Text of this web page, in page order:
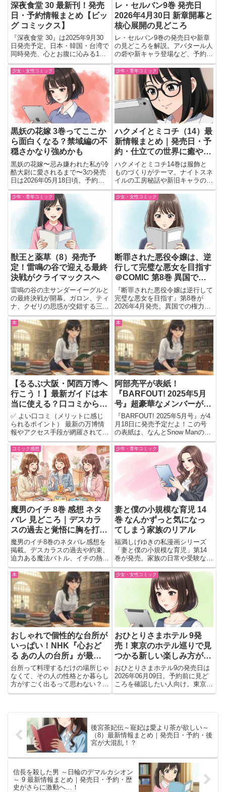
深夜食堂 30 最新刊！発売
日・予約情報まとめ【ビッ
グ コミックス】
『深夜食堂 30』は2025年9月30
日発売予定。日本・韓国・台湾で
同時発売、心とお腹に沁みる14
話を収録。発売日・予約情報と、
作品の雰囲気や序盤の魅力を紹
介。
レ・セルバン9巻 発売日
2026年4月30日 新章開幕と
核心展開の見どころ
レ・セルバン9巻の発売日や新章
の見どころを解説。アバタール人
の砦や新キャラ登場など、予約前
に知りたいポイントを整理。
少女・女性コミック
黒妖の花嫁 3巻ってここか
ら面白くなる？禁域編の不
穏さかなり強めかも
黒妖の花嫁〜忌み嫌われた私が冷
酷大尉に愛されるまで〜3の発売
日は2026年05月18日頃。予約前
に確認したい禁域・糸原の里編の
見どころや、不穏な展開をチェッ
少年・青年コミック
ハクメイとミコチ（14）最
新情報まとめ｜発売日・予
約・仕立ての世界に癒やさ
れる一冊
ハクメイとミコチ14巻は服飾と
ものづくりがテーマ。ナイトスネ
イルの工房秘話や新旧キャラの活
躍、特別収録短編も楽しめる一
冊。
少年・青年コミック
獣王と薬草（8）発売予
定！雷鳴の谷で迎える最終
決戦がクライマックスへ
雷鳴の谷の主サンダーイーグルと
の最終決戦が開幕。ガロン、ティ
ナ、クゼリの思惑が交錯する三つ
巴の死闘が描かれる第8巻。
少女・女性コミック
断罪された悪役令嬢は、逆
行して完璧な悪女を目指す
＠COMIC 第8巻 異国での
駆け引きがどう動くのか気
になる
『断罪された悪役令嬢は逆行して
完璧な悪女を目指す』第8巻が
2026年4月発売。異国での権力闘
争と駆け引きが加速する人気ラブ
ファンタジーの魅力を解説。
本
【るるぶ大阪・関西万博へ
行こう！】最新ガイドは本
当に使える？口コミから見
えた魅力と注意点
✅ よい口コミ（メリットに感じ
られるポイント） 最新の万博情
報やアクセス手段が網羅されてい
て実用的。 写真やイラストが豊
富で、子どもと一緒に見るのにも
ぴったり。 エリアガイドやおす
すめルートがわかりやすく、初め
ての来場にも安心。 グルメ・
シ...
本
阿部亮平が表紙！
『BARFOUT! 2025年5月
号』超豪華なメンバーが勢
揃い
『BARFOUT! 2025年5月号』が4
月18日に発売予定だよ！この号
の表紙は、なんとSnow Manの阿
部亮平さん！巻頭は彼の特集で、
12ページも使って語られている
からファン必見。さらに、有村架
純さんのバックカバー特集もある
し、舞台や映...
コミック感想
魔男のイチ 8巻 感想 ネタ
バレ 見どころ｜デスカラ
スの過去と覚悟に胸を打た
れる激動の一冊
魔男のイチ8巻のネタバレ感想を
掲載。デスカラスの過去や約束、
迫力ある魔法バトル、イチの熱い
登場まで、心を動かされた見どこ
ろを読後の感想とともに紹介しま
す。
少年・青年コミック
妻と僕の小規模な育児 14
巻 なんかずっと気になっ
てしまう家族のリアル
福満しげゆきの私漫画シリーズ
「妻と僕の小規模な育児」第14
巻が発売。家族の日常や受験など
リアルなエピソードが描かれる最
新巻の魅力を紹介。
本
おしゃれで個性的な台所が
いっぱい！NHK『心おど
る あの人の台所』が最高
すぎる！
台所って料理するだけの場所じゃ
なくて、その人の性格とか暮らし
方がすごく出るって思わない？
NHKの『心おどる あの人の台
た！ムック本も5月26日に発売さ
れるから、放送よりひと足先に
読...
少女・女性コミック
おひとりさまホテル 9発
売！東京のホテル巡りで見
つかる新しい楽しみ方が気
になる
おひとりさまホテル9の発売日は
2026年06月09日。予約前に見ど
ころを確認したい人向け。東京の
個性的なホテルでSPAや映画、ア
後宮茶妃伝～寵妃は愛より茶が欲しい～
（8）最新情報まとめ｜発売日・予約・後
宮が大混乱！？
信長を殺した男 ～日輪のデマルカシオン
～ 9 最新情報まとめ｜発売日・予約・歴
史がさらに激動へ…！